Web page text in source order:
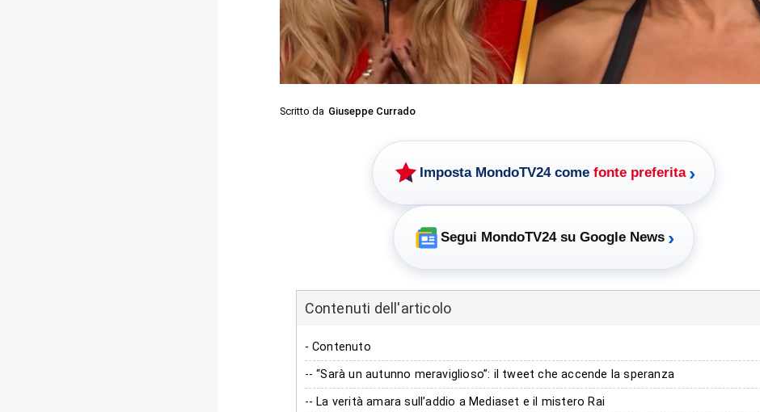
Scritto da Giuseppe Currado
Imposta MondoTV24 come fonte preferita ›
Segui MondoTV24 su Google News ›
Contenuti dell'articolo
- Contenuto
-- “Sarà un autunno meraviglioso”: il tweet che accende la speranza
-- La verità amara sull’addio a Mediaset e il mistero Rai